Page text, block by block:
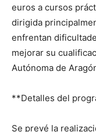
euros a cursos
dirigida
enfrentan
mejorar su
Autónoma de
**Detalles del
Se prevé la